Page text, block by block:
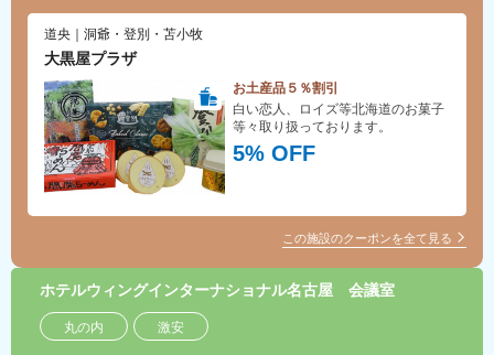
道央｜洞爺・登別・苫小牧
大黒屋プラザ
お土産品５％割引
5% OFF
白い恋人、ロイズ等北海道のお菓子
等々取り扱っております。
この施設のクーポンを全て見る
ホテルウィングインターナショナル名古屋 会議室
丸の内 激安